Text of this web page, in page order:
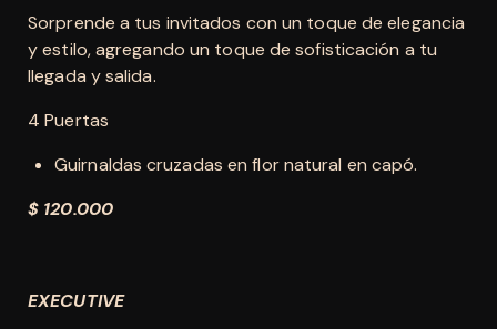
Sorprende a tus invitados con un toque de elegancia
y estilo, agregando un toque de sofisticación a tu
llegada y salida.
4 Puertas
Guirnaldas cruzadas en flor natural en capó.
$ 120.000
EXECUTIVE